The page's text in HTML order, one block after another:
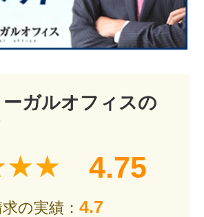
ガルオフィスの
4.75
の実績： 4.7